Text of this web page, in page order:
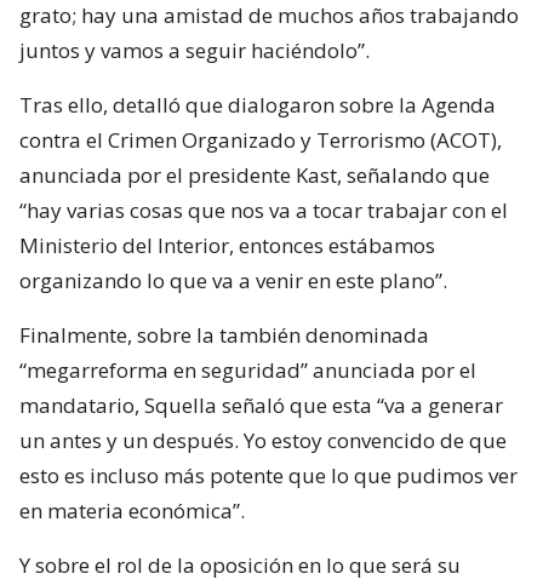
grato; hay una amistad de muchos años trabajando
juntos y vamos a seguir haciéndolo”.
Tras ello, detalló que dialogaron sobre la Agenda
contra el Crimen Organizado y Terrorismo (ACOT),
anunciada por el presidente Kast, señalando que
“hay varias cosas que nos va a tocar trabajar con el
Ministerio del Interior, entonces estábamos
organizando lo que va a venir en este plano”.
Finalmente, sobre la también denominada
“megarreforma en seguridad” anunciada por el
mandatario, Squella señaló que esta “va a generar
un antes y un después. Yo estoy convencido de que
esto es incluso más potente que lo que pudimos ver
en materia económica”.
Y sobre el rol de la oposición en lo que será su